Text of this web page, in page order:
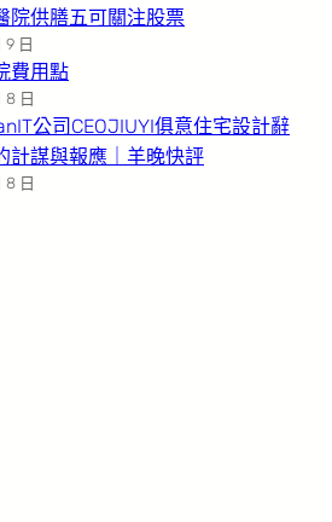
院供膳五可關注股票
日
費用點
8 日
公司CEOJIUYI俱意住宅設計辭
計謀與報應｜羊晚快評
8 日